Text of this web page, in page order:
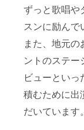
ずっと歌唱や
スンに励んで
また、地元の
ントのステー
ビューといっ
積むために出
だいています。